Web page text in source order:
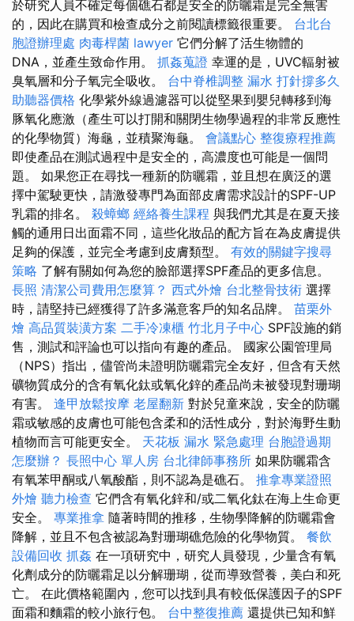
於研究人員不確定每個礁石都是安全的防曬霜是完全無害
的，因此在購買和檢查成分之前閱讀標籤很重要。 台北台
胞證辦理處 肉毒桿菌 lawyer 它們分解了活生物體的
DNA，並產生致命作用。 抓姦蒐證 幸運的是，UVC輻射被
臭氧層和分子氧完全吸收。 台中脊椎調整 漏水 打針撐多久
助聽器價格 化學紫外線過濾器可以從堅果到嬰兒轉移到海
豚氧化應激（產生可以打開和關閉生物學過程的非常反應性
的化學物質）海龜，並積聚海龜。 會議點心 整復療程推薦
即使產品在測試過程中是安全的，高濃度也可能是一個問
題。 如果您正在尋找一種新的防曬霜，並且想在廣泛的選
擇中駕駛更快，請激發專門為面部皮膚需求設計的SPF-UP
乳霜的排名。 殺蟑螂 經絡養生課程 與我們尤其是在夏天接
觸的通用日出面霜不同，這些化妝品的配方旨在為皮膚提供
足夠的保護，並完全考慮到皮膚類型。 有效的關鍵字搜尋
策略 了解有關如何為您的臉部選擇SPF產品的更多信息。
長照 清潔公司費用怎麼算？ 西式外燴 台北整骨技術 選擇
時，請堅持已經獲得了許多滿意客戶的知名品牌。 苗栗外
燴 高品質裝潢方案 二手冷凍櫃 竹北月子中心 SPF設施的銷
售，測試和評論也可以指向有趣的產品。 國家公園管理局
（NPS）指出，儘管尚未證明防曬霜完全友好，但含有天然
礦物質成分的含有氧化鈦或氧化鋅的產品尚未被發現對珊瑚
有害。 逢甲放鬆按摩 老屋翻新 對於兒童來說，安全的防曬
霜或敏感的皮膚也可能包含柔和的活性成分，對於海野生動
植物而言可能更安全。 天花板 漏水 緊急處理 台胞證過期
怎麼辦？ 長照中心 單人房 台北律師事務所 如果防曬霜含
有氧苯甲酮或八氧酸酯，則不認為是礁石。 推拿專業證照
外燴 聽力檢查 它們含有氧化鋅和/或二氧化鈦在海上生命更
安全。 專業推拿 隨著時間的推移，生物學降解的防曬霜會
降解，並且不包含被認為對珊瑚礁危險的化學物質。 餐飲
設備回收 抓姦 在一項研究中，研究人員發現，少量含有氧
化劑成分的防曬霜足以分解珊瑚，從而導致營養，美白和死
亡。 在此價格範圍內，您可以找到具有較低保護因子的SPF
面霜和麵霜的較小旅行包。 台中整復推薦 還提供已知和鮮